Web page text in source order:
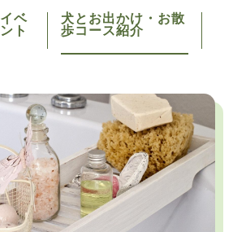
イベ
ント
犬とお出かけ・お散
歩コース紹介